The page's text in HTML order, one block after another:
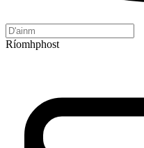
Ríomhphost